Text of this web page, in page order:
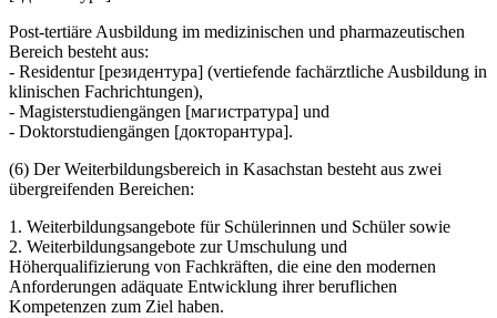
Post-tertiäre Ausbildung im medizinischen und pharmazeutischen
Bereich besteht aus:
- Residentur [резидентура] (vertiefende fachärztliche Ausbildung in
klinischen Fachrichtungen),
- Magisterstudiengängen [магистратурa] und
- Doktorstudiengängen [докторантурa].
(6) Der Weiterbildungsbereich in Kasachstan besteht aus zwei
übergreifenden Bereichen:
1. Weiterbildungsangebote für Schülerinnen und Schüler sowie
2. Weiterbildungsangebote zur Umschulung und
Höherqualifizierung von Fachkräften, die eine den modernen
Anforderungen adäquate Entwicklung ihrer beruflichen
Kompetenzen zum Ziel haben.